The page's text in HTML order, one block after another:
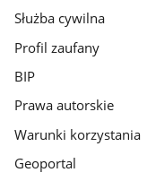
Służba cywilna
Profil zaufany
BIP
Prawa autorskie
Warunki korzystania
Geoportal